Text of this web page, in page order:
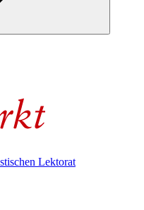
Lektorat